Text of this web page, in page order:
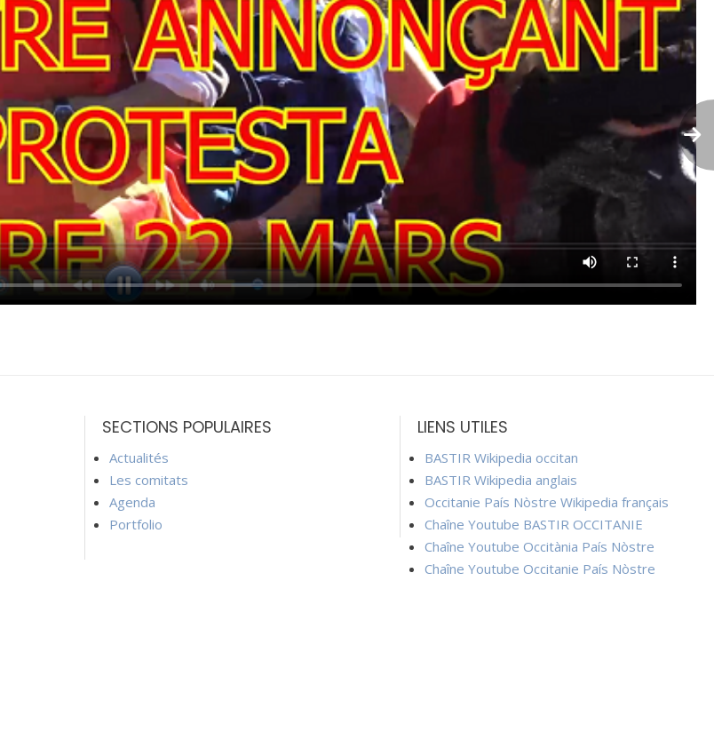
SECTIONS POPULAIRES
Actualités
Les comitats
Agenda
Portfolio
LIENS UTILES
BASTIR Wikipedia occitan
BASTIR Wikipedia anglais
Occitanie País Nòstre Wikipedia français
Chaîne Youtube BASTIR OCCITANIE
Chaîne Youtube Occitània País Nòstre
Chaîne Youtube Occitanie País Nòstre